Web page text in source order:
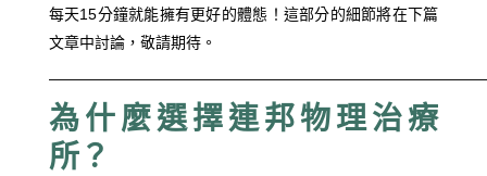
每天15分鐘就能擁有更好的體態！這部分的細節將在下篇
文章中討論，敬請期待。
為什麼選擇連邦物理治療
所？